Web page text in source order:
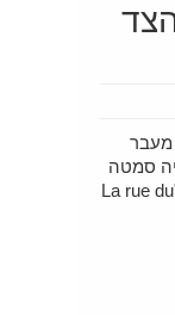
מעבר
סמטה
קטנה ומעניינת עם שם מוזר למדי: "La rue du